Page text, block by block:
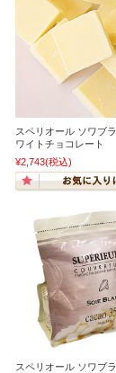
スペリオール ソワブ
ワイトチョコレート
¥2,743(税込)
スペリオール ソワブ